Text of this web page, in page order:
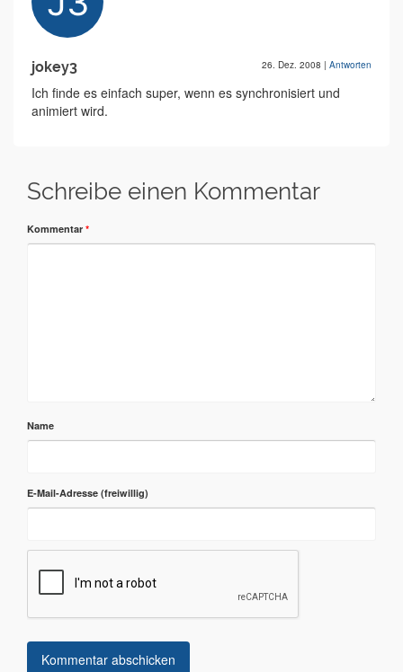
jokey3 26. Dez. 2008 | Antworten
Ich finde es einfach super, wenn es synchronisiert und
animiert wird.
Schreibe einen Kommentar
Kommentar *
Name
E-Mail-Adresse